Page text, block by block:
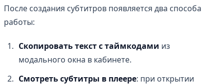
После создания субтитров появляется два способа
работы:
Скопировать текст с таймкодами из
модального окна в кабинете.
Смотреть субтитры в плеере: при открытии